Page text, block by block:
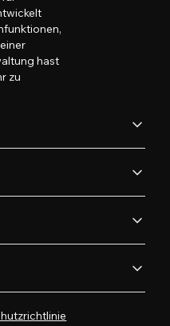
hast
zu